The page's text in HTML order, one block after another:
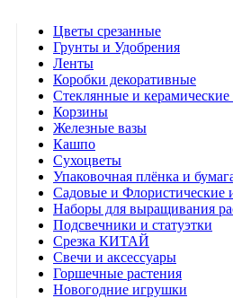
Цветы срезанные
Грунты и Удобрения
Ленты
Коробки декоративные
Стеклянные и керамические
Корзины
Железные вазы
Кашпо
Сухоцветы
Упаковочная плёнка и
Садовые и Флористические
Наборы для выращивания
Подсвечники и статуэтки
Срезка КИТАЙ
Свечи и аксессуары
Горшечные растения
Новогодние игрушки